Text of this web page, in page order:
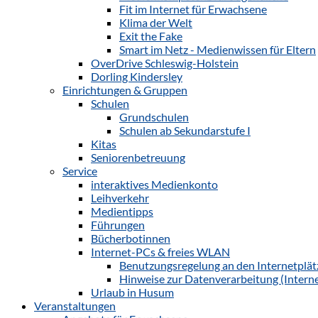
Fit im Internet für Erwachsene
Klima der Welt
Exit the Fake
Smart im Netz - Medienwissen für Eltern
OverDrive Schleswig-Holstein
Dorling Kindersley
Einrichtungen & Gruppen
Schulen
Grundschulen
Schulen ab Sekundarstufe I
Kitas
Seniorenbetreuung
Service
interaktives Medienkonto
Leihverkehr
Medientipps
Führungen
Bücherbotinnen
Internet-PCs & freies WLAN
Benutzungsregelung an den
Hinweise zur Datenverarbeitung
Urlaub in Husum
Veranstaltungen